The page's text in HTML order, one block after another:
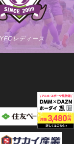
レディース